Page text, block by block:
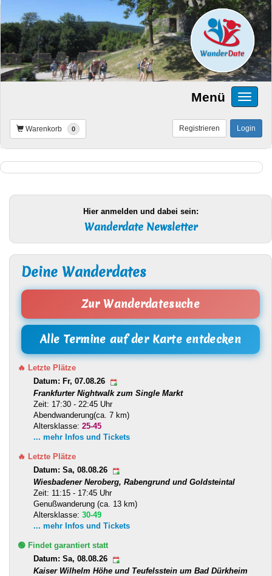
Menü
Warenkorb 0 Login
Registrieren
Hier anmelden und dabei sein:
Wanderdate Newsletter
Deine Wanderdates
Zur Wanderdatesuche
Alle Termine auf der Karte entdecken
🔥 Letzte Plätze
Datum: Fr, 07.08.26
Frankfurter Nightwalk zum Single Markt
Zeit: 17:30 - 22:45 Uhr
Abendwanderung(ca. 7 km)
Altersklasse: 25-45
... mehr Infos und Tickets
🔥 Letzte Plätze
Datum: Sa, 08.08.26
Wiesbadener Neroberg, Rabengrund und Goldsteintal
Zeit: 11:15 - 17:45 Uhr
Genußwanderung (ca. 13 km)
Altersklasse: 30-49
... mehr Infos und Tickets
🟢 Findet garantiert statt
Datum: Sa, 08.08.26
Kaiser Wilhelm Höhe und Teufelsstein um Bad Dürkheim